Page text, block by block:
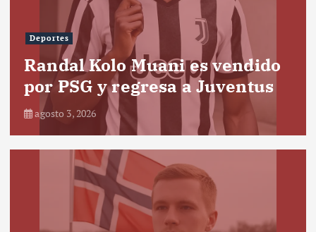
Deportes
Randal Kolo Muani es vendido
por PSG y regresa a Juventus
agosto 3, 2026